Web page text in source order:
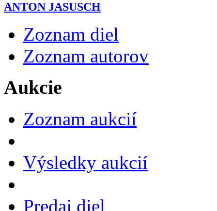
ANTON JASUSCH
Zoznam diel
Zoznam autorov
Aukcie
Zoznam aukcií
Výsledky aukcií
Predaj diel